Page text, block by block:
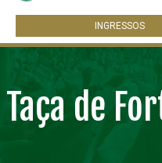
INGRESSOS
Taça de